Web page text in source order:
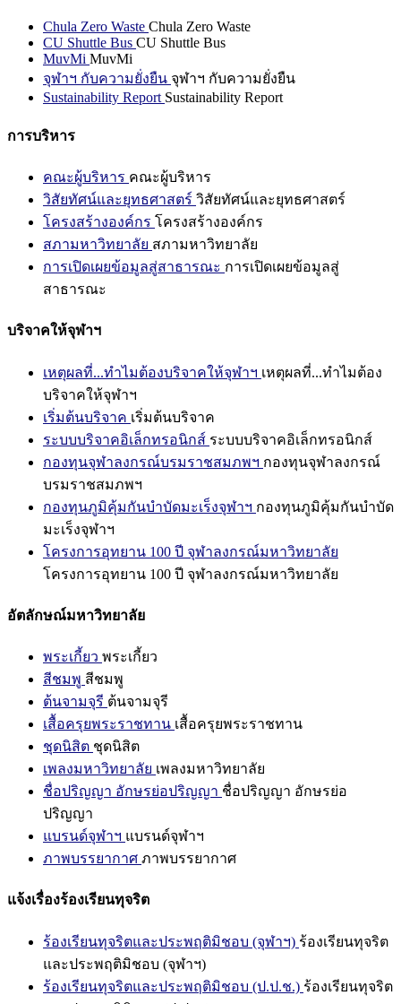
Chula Zero Waste Chula Zero Waste
CU Shuttle Bus CU Shuttle Bus
MuvMi MuvMi
จุฬาฯ กับความยั่งยืน จุฬาฯ กับความยั่งยืน
Sustainability Report Sustainability Report
การบริหาร
คณะผู้บริหาร คณะผู้บริหาร
วิสัยทัศน์และยุทธศาสตร์ วิสัยทัศน์และยุทธศาสตร์
โครงสร้างองค์กร โครงสร้างองค์กร
สภามหาวิทยาลัย สภามหาวิทยาลัย
การเปิดเผยข้อมูลสู่สาธารณะ การเปิดเผยข้อมูลสู่
สาธารณะ
บริจาคให้จุฬาฯ
เหตุผลที่...ทำไมต้องบริจาคให้จุฬาฯ เหตุผลที่...ทำไมต้อง
บริจาคให้จุฬาฯ
เริ่มต้นบริจาค เริ่มต้นบริจาค
ระบบบริจาคอิเล็กทรอนิกส์ ระบบบริจาคอิเล็กทรอนิกส์
กองทุนจุฬาลงกรณ์บรมราชสมภพฯ กองทุนจุฬาลงกรณ์
บรมราชสมภพฯ
กองทุนภูมิคุ้มกันบำบัดมะเร็งจุฬาฯ กองทุนภูมิคุ้มกันบำบัด
มะเร็งจุฬาฯ
โครงการอุทยาน 100 ปี จุฬาลงกรณ์มหาวิทยาลัย
โครงการอุทยาน 100 ปี จุฬาลงกรณ์มหาวิทยาลัย
อัตลักษณ์มหาวิทยาลัย
พระเกี้ยว พระเกี้ยว
สีชมพู สีชมพู
ต้นจามจุรี ต้นจามจุรี
เสื้อครุยพระราชทาน เสื้อครุยพระราชทาน
ชุดนิสิต ชุดนิสิต
เพลงมหาวิทยาลัย เพลงมหาวิทยาลัย
ชื่อปริญญา อักษรย่อปริญญา ชื่อปริญญา อักษรย่อ
ปริญญา
แบรนด์จุฬาฯ แบรนด์จุฬาฯ
ภาพบรรยากาศ ภาพบรรยากาศ
แจ้งเรื่องร้องเรียนทุจริต
ร้องเรียนทุจริตและประพฤติมิชอบ (จุฬาฯ) ร้องเรียนทุจริต
และประพฤติมิชอบ (จุฬาฯ)
ร้องเรียนทุจริตและประพฤติมิชอบ (ป.ป.ช.) ร้องเรียนทุจริต